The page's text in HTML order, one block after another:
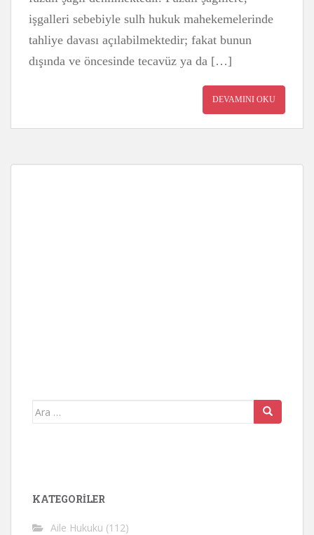
işgalleri sebebiyle sulh hukuk mahekemelerinde
tahliye davası açılabilmektedir; fakat bunun
dışında ve öncesinde tecavüz ya da […]
DEVAMINI OKU
Arama
KATEGORİLER
Aile Hukuku (112)